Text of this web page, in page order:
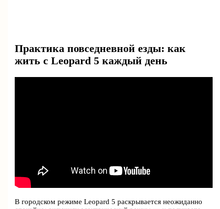
Практика повседневной езды: как
жить с Leopard 5 каждый день
В городском режиме Leopard 5 раскрывается неожиданно